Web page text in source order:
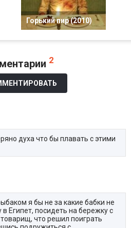
Горький пир (2010)
2
духа что бы плавать с этими
я бы не за какие бабки не
Египет, посидеть на бережку с
что решил поиграть